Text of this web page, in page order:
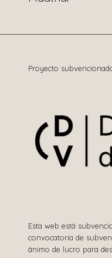
Proyecto
Esta web está
convocatoria de
ánimo de lucro para